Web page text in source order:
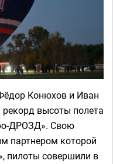
Конюхов и Иван
высоты полета
ДРОЗД». Свою
партнером которой
пилоты совершили в